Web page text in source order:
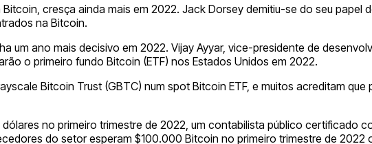
cresça ainda mais em 2022. Jack Dorsey demitiu-se do seu papel
na Bitcoin.
um ano mais decisivo em 2022. Vijay Ayyar, vice-presidente de
o primeiro fundo Bitcoin (ETF) nos Estados Unidos em 2022.
Bitcoin Trust (GBTC) num spot Bitcoin ETF, e muitos acreditam
no primeiro trimestre de 2022, um contabilista público certificado
do setor esperam $100.000 Bitcoin no primeiro trimestre de 2022